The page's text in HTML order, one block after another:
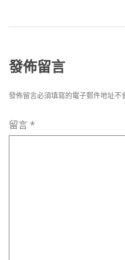
發佈留言
發佈留言必須填寫的電子郵件地址不
留言*